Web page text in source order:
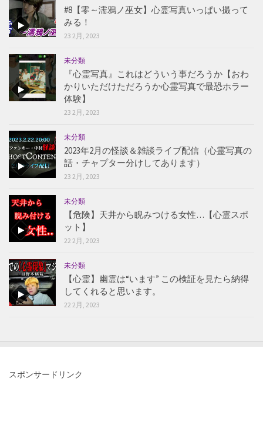
#8【零～濡鴉ノ巫女】心霊写真いっぱい撮って
みる！
23 2月, 2023
未分類
『心霊写真』これはどういう事だろうか【おわ
かりいただけただろうか心霊写真で最恐ホラー
体験】
23 2月, 2023
未分類
2023年2月の怪談＆雑談ライブ配信（心霊写真の
話・チャプター分けしてあります）
23 2月, 2023
未分類
【危険】天井から睨みつける女性…【心霊スポ
ット】
22 2月, 2023
未分類
【心霊】幽霊は“います” この検証を見たら納得
してくれると思います。
22 2月, 2023
スポンサードリンク